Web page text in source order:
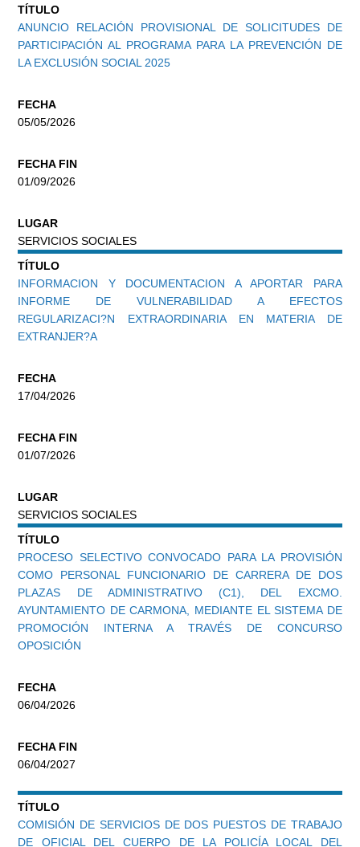
TÍTULO
ANUNCIO RELACIÓN PROVISIONAL DE SOLICITUDES DE
PARTICIPACIÓN AL PROGRAMA PARA LA PREVENCIÓN DE
LA EXCLUSIÓN SOCIAL 2025
FECHA
05/05/2026
FECHA FIN
01/09/2026
LUGAR
SERVICIOS SOCIALES
TÍTULO
INFORMACION Y DOCUMENTACION A APORTAR PARA
INFORME DE VULNERABILIDAD A EFECTOS
REGULARIZACI?N EXTRAORDINARIA EN MATERIA DE
EXTRANJER?A
FECHA
17/04/2026
FECHA FIN
01/07/2026
LUGAR
SERVICIOS SOCIALES
TÍTULO
PROCESO SELECTIVO CONVOCADO PARA LA PROVISIÓN
COMO PERSONAL FUNCIONARIO DE CARRERA DE DOS
PLAZAS DE ADMINISTRATIVO (C1), DEL EXCMO.
AYUNTAMIENTO DE CARMONA, MEDIANTE EL SISTEMA DE
PROMOCIÓN INTERNA A TRAVÉS DE CONCURSO
OPOSICIÓN
FECHA
06/04/2026
FECHA FIN
06/04/2027
TÍTULO
COMISIÓN DE SERVICIOS DE DOS PUESTOS DE TRABAJO
DE OFICIAL DEL CUERPO DE LA POLICÍA LOCAL DEL